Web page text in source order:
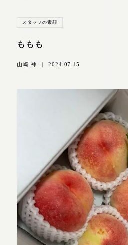
スタッフの素顔
ももも
山崎 神 | 2024.07.15